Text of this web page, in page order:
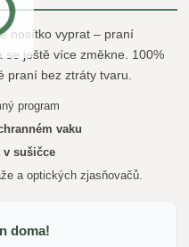
nosítko vyprat – praní
se ještě více změkne. 100%
praní bez ztráty tvaru.
program
vaku
v sušičce
a optických zjasňovačů.
doma!